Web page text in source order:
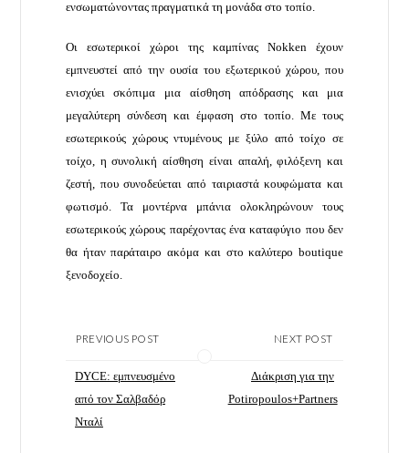
ενσωματώνοντας πραγματικά τη μονάδα στο τοπίο.
Οι εσωτερικοί χώροι της καμπίνας Nokken έχουν
εμπνευστεί από την ουσία του εξωτερικού χώρου, που
ενισχύει σκόπιμα μια αίσθηση απόδρασης και μια
μεγαλύτερη σύνδεση και έμφαση στο τοπίο. Με τους
εσωτερικούς χώρους ντυμένους με ξύλο από τοίχο σε
τοίχο, η συνολική αίσθηση είναι απαλή, φιλόξενη και
ζεστή, που συνοδεύεται από ταιριαστά κουφώματα και
φωτισμό. Τα μοντέρνα μπάνια ολοκληρώνουν τους
εσωτερικούς χώρους παρέχοντας ένα καταφύγιο που δεν
θα ήταν παράταιρο ακόμα και στο καλύτερο boutique
ξενοδοχείο.
PREVIOUS POST
DYCE: εμπνευσμένο
από τον Σαλβαδόρ
Νταλί
NEXT POST
Διάκριση για την
Potiropoulos+Partners